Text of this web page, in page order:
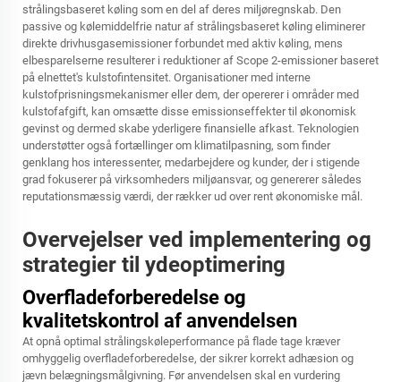
strålingsbaseret køling som en del af deres miljøregnskab. Den
passive og kølemiddelfrie natur af strålingsbaseret køling eliminerer
direkte drivhusgasemissioner forbundet med aktiv køling, mens
elbesparelserne resulterer i reduktioner af Scope 2-emissioner baseret
på elnettet's kulstofintensitet. Organisationer med interne
kulstofprisningsmekanismer eller dem, der opererer i områder med
kulstofafgift, kan omsætte disse emissionseffekter til økonomisk
gevinst og dermed skabe yderligere finansielle afkast. Teknologien
understøtter også fortællinger om klimatilpasning, som finder
genklang hos interessenter, medarbejdere og kunder, der i stigende
grad fokuserer på virksomheders miljøansvar, og genererer således
reputationsmæssig værdi, der rækker ud over rent økonomiske mål.
Overvejelser ved implementering og
strategier til ydeoptimering
Overfladeforberedelse og
kvalitetskontrol af anvendelsen
At opnå optimal strålingskøleperformance på flade tage kræver
omhyggelig overfladeforberedelse, der sikrer korrekt adhæsion og
jævn belægningsmålgivning. Før anvendelsen skal en vurdering